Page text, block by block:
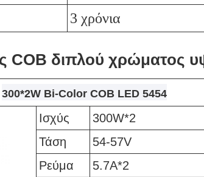
3 χρόνια
COB διπλού χρώματος
300*2W Bi-Color COB LED 5454
Ισχύς
300W*2
Τάση
54-57V
Ρεύμα
5.7A*2